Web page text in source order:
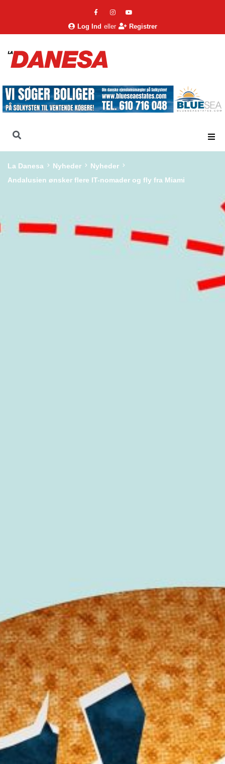
Log Ind eller Registrer
La Danesa Nyheder
Nyheder
Andalusien ønsker flere IT-nomader og fly fra Miami